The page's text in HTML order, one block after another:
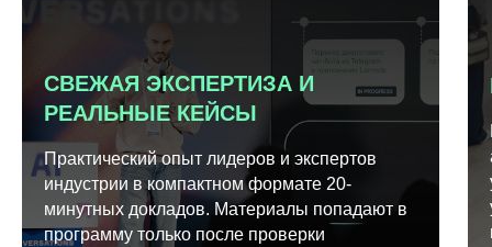
СВЕЖАЯ ЭКСПЕРТИЗА И
РЕАЛЬНЫЕ КЕЙСЫ
Практический опыт лидеров и экспертов
индустрии в компактном формате 20-
минутных докладов. Материалы попадают в
программу только после проверки